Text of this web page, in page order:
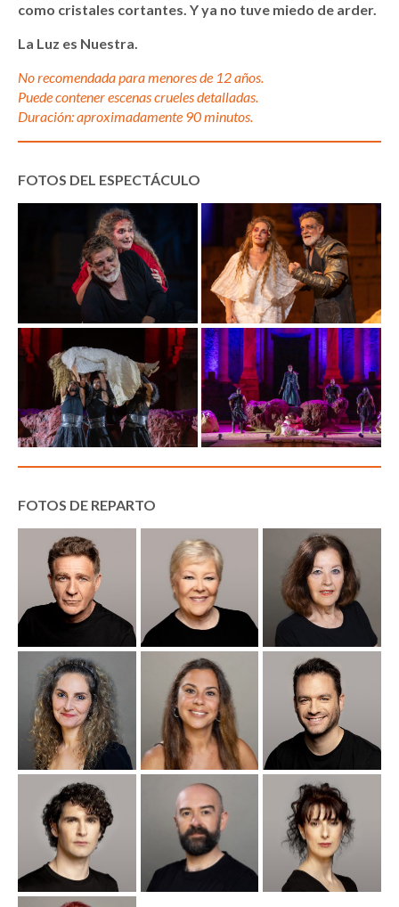
como cristales cortantes. Y ya no tuve miedo de arder.
La Luz es Nuestra.
No recomendada para menores de 12 años.
Puede contener escenas crueles detalladas.
Duración: aproximadamente 90 minutos.
FOTOS DEL ESPECTÁCULO
FOTOS DE REPARTO